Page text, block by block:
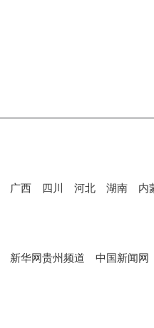
广西 四川 河北 湖南 内
新华网贵州频道 中国新闻网